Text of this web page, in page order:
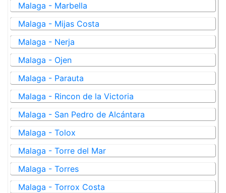
Malaga - Marbella
Malaga - Mijas Costa
Malaga - Nerja
Malaga - Ojen
Malaga - Parauta
Malaga - Rincon de la Victoria
Malaga - San Pedro de Alcántara
Malaga - Tolox
Malaga - Torre del Mar
Malaga - Torres
Malaga - Torrox Costa